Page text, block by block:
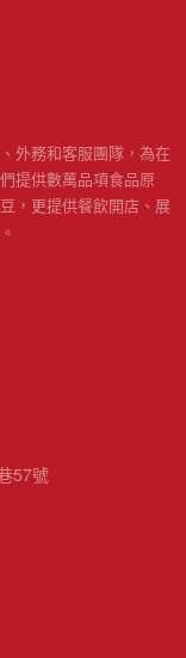
外務和客服團隊，為在
提供數萬品項食品原
，更提供餐飲開店、展
57號